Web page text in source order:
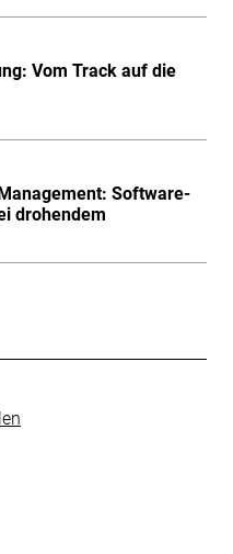
Vom Track auf die
Software-
drohendem